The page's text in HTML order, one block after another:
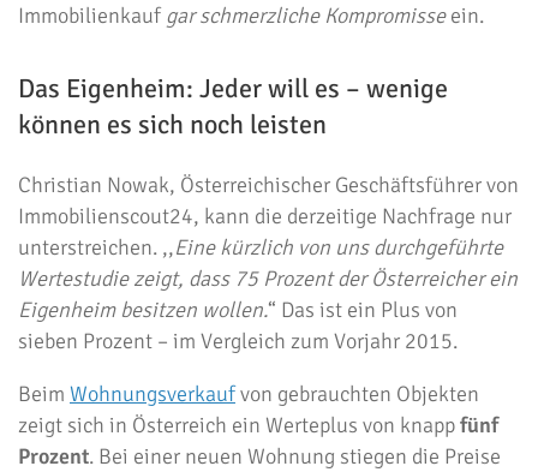
Immobilienkaufgar schmerzliche Kompromisseein.
Das Eigenheim: Jeder will es – wenige
können es sich noch leisten
Christian Nowak, Österreichischer Geschäftsführer von
Immobilienscout24, kann die derzeitige Nachfrage nur
unterstreichen. ,,Eine kürzlich von uns durchgeführte
Wertestudie zeigt, dass 75 Prozent der Österreicher ein
Eigenheim besitzen wollen.“ Das ist ein Plus von
sieben Prozent – im Vergleich zum Vorjahr 2015.
Beim Wohnungsverkaufvon gebrauchten Objekten
zeigt sich in Österreich ein Werteplus von knappfünf
Prozent. Bei einer neuen Wohnung stiegen die Preise